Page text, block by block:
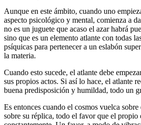
Aunque en este ámbito, cuando uno
aspecto psicológico y mental, comienza a
no es un juguete que acaso el azar habrá
sino que es un elemento atlante con todas
psíquicas para pertenecer a un eslabón
la materia.
Cuando esto sucede, el atlante debe
sus propios actos. Si así lo hace, el atlante
buena predisposición y humildad, todo un
Es entonces cuando el cosmos vuelca
sobre su réplica, todo el favor que el propio